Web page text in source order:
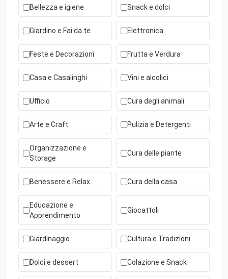
Bellezza e igiene Snack e dolci
Giardino e Fai da te Elettronica
Feste e Decorazioni Frutta e Verdura
Casa e Casalinghi Vini e alcolici
Ufficio Cura degli animali
Arte e Craft Pulizia e Detergenti
Organizzazione e
Storage
Cura delle piante
Benessere e Relax Cura della casa
Educazione e
Apprendimento
Giocattoli
Giardinaggio Cultura e Tradizioni
Dolci e dessert Colazione e Snack